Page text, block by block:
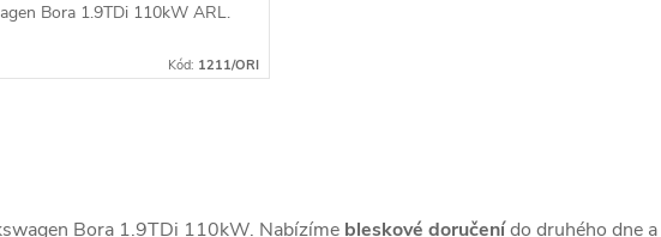
Bora 1.9TDi 110kW ARL.
Kód: 1211/ORI
Bora 1.9TDi 110kW. Nabízíme bleskové doručenído druhého dne a